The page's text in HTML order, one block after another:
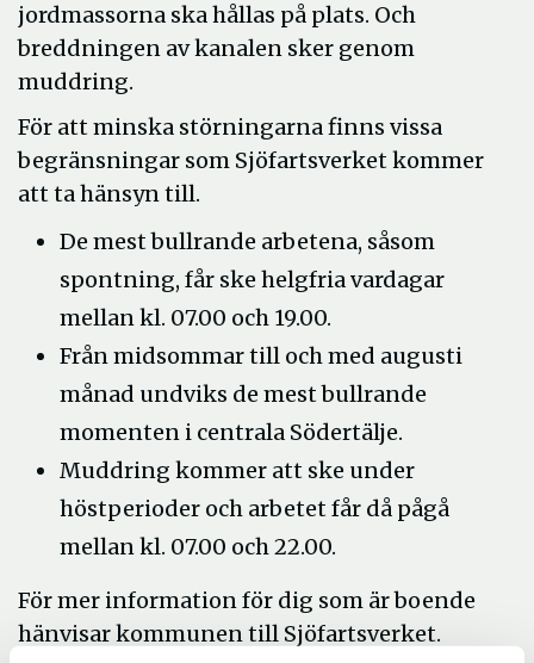
jordmassorna ska hållas på plats. Och
breddningen av kanalen sker genom
muddring.
För att minska störningarna finns vissa
begränsningar som Sjöfartsverket kommer
att ta hänsyn till.
De mest bullrande arbetena, såsom
spontning, får ske helgfria vardagar
mellan kl. 07.00 och 19.00.
Från midsommar till och med augusti
månad undviks de mest bullrande
momenten i centrala Södertälje.
Muddring kommer att ske under
höstperioder och arbetet får då pågå
mellan kl. 07.00 och 22.00.
För mer information för dig som är boende
hänvisar kommunen till Sjöfartsverket.